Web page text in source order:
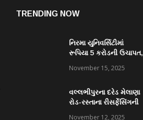
TRENDING NOW
નિરમા યુનિવર્સિટીમાં
રૂપિયા 5 કરોડની ઉચાપત,
ફરિયાદ
November 15, 2025
વલ્લભીપુરના દરેડ મેલાણા
રોડ-રસ્તાના રીસર્ફેસિંગની
November 12, 2025